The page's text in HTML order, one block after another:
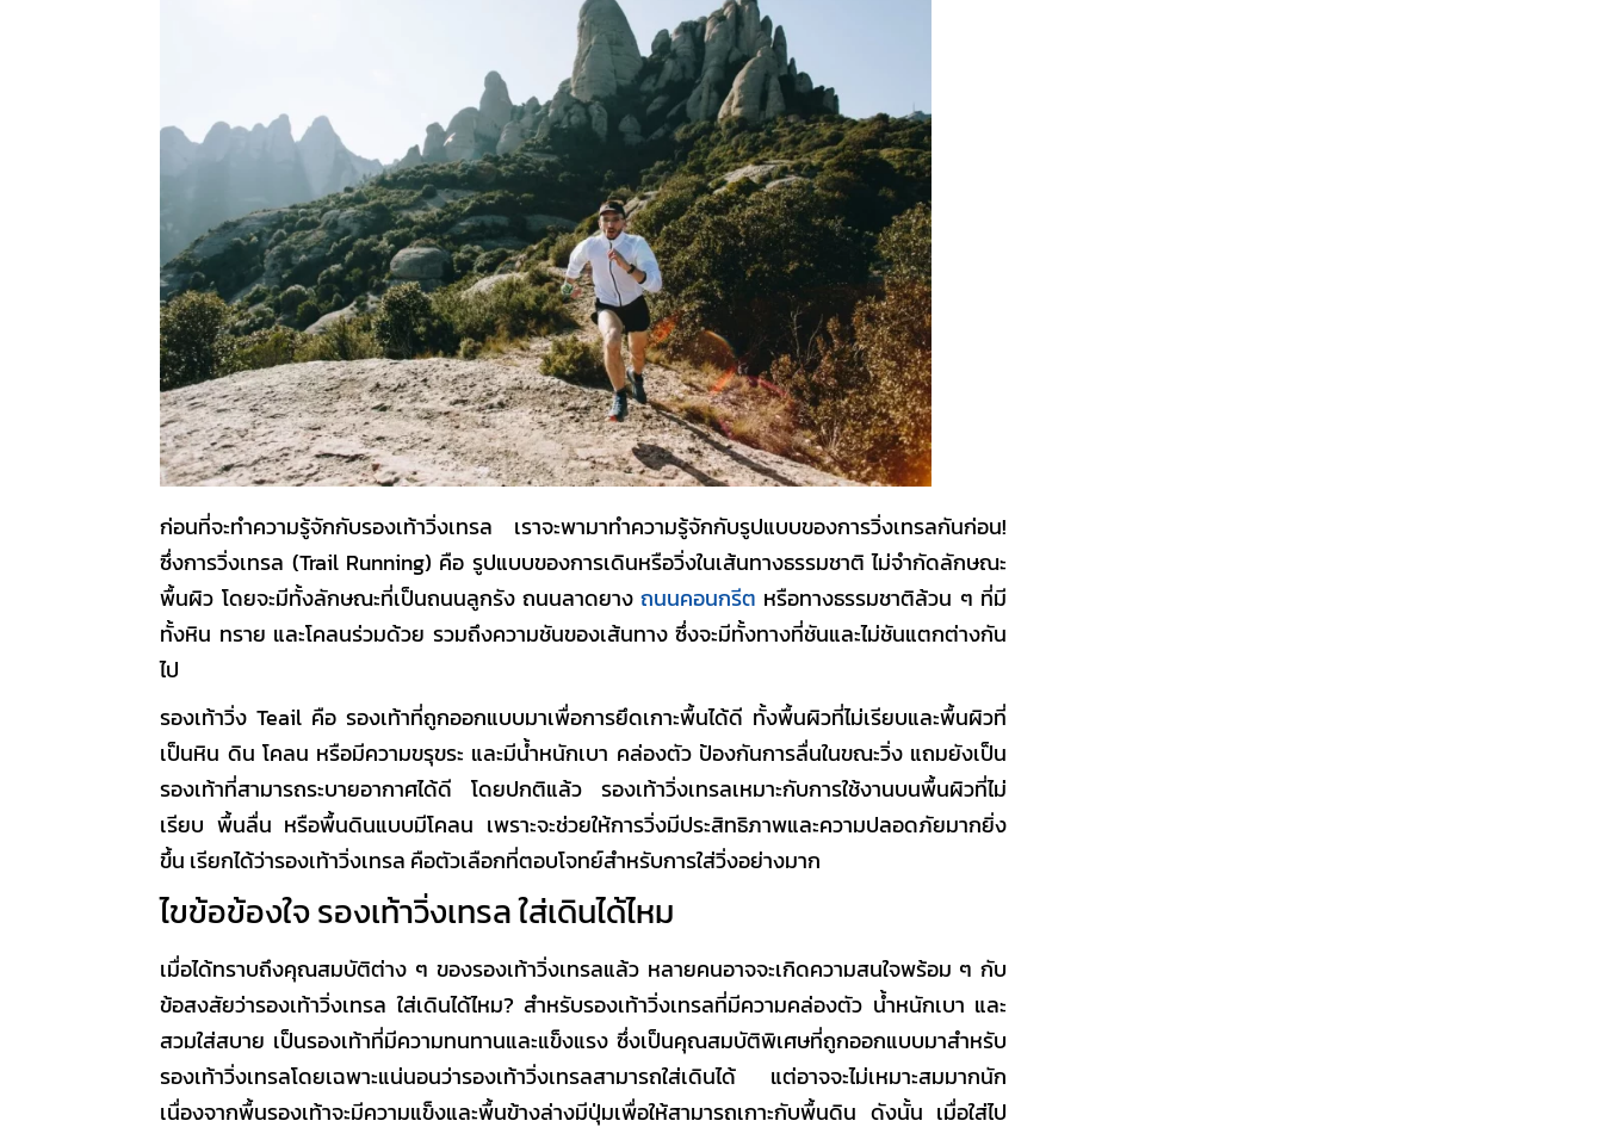
ก่อนที่จะทำความรู้จักกับรองเท้าวิ่งเทรล เราจะพามาทำความรู้จักกับรูปแบบของการวิ่งเทรลกันก่อน!
ซึ่งการวิ่งเทรล (Trail Running) คือ รูปแบบของการเดินหรือวิ่งในเส้นทางธรรมชาติ ไม่จำกัดลักษณะ
พื้นผิว โดยจะมีทั้งลักษณะที่เป็นถนนลูกรัง ถนนลาดยางถนนคอนกรีต หรือทางธรรมชาติล้วน ๆ ที่มี
ทั้งหิน ทราย และโคลนร่วมด้วย รวมถึงความชันของเส้นทาง ซึ่งจะมีทั้งทางที่ชันและไม่ชันแตกต่างกัน
ไป
รองเท้าวิ่ง Teail คือ รองเท้าที่ถูกออกแบบมาเพื่อการยึดเกาะพื้นได้ดี ทั้งพื้นผิวที่ไม่เรียบและพื้นผิวที่
เป็นหิน ดิน โคลน หรือมีความขรุขระ และมีน้ำหนักเบา คล่องตัว ป้องกันการลื่นในขณะวิ่ง แถมยังเป็น
รองเท้าที่สามารถระบายอากาศได้ดี โดยปกติแล้วรองเท้าวิ่งเทรลเหมาะกับการใช้งานบนพื้นผิวที่ไม่
เรียบ พื้นลื่น หรือพื้นดินแบบมีโคลน เพราะจะช่วยให้การวิ่งมีประสิทธิภาพและความปลอดภัยมากยิ่ง
ขึ้น เรียกได้ว่ารองเท้าวิ่งเทรล คือตัวเลือกที่ตอบโจทย์สำหรับการใส่วิ่งอย่างมาก
ไขข้อข้องใจรองเท้าวิ่งเทรล ใส่เดินได้ไหม
เมื่อได้ทราบถึงคุณสมบัติต่าง ๆ ของรองเท้าวิ่งเทรลแล้ว หลายคนอาจจะเกิดความสนใจพร้อม ๆ กับ
ข้อสงสัยว่ารองเท้าวิ่งเทรล ใส่เดินได้ไหม? สำหรับรองเท้าวิ่งเทรลที่มีความคล่องตัว น้ำหนักเบา และ
สวมใส่สบาย เป็นรองเท้าที่มีความทนทานและแข็งแรง ซึ่งเป็นคุณสมบัติพิเศษที่ถูกออกแบบมาสำหรับ
รองเท้าวิ่งเทรลโดยเฉพาะแน่นอนว่ารองเท้าวิ่งเทรลสามารถใส่เดินได้ แต่อาจจะไม่เหมาะสมมากนัก
เนื่องจากพื้นรองเท้าจะมีความแข็งและพื้นข้างล่างมีปุ่มเพื่อให้สามารถเกาะกับพื้นดิน ดังนั้น เมื่อใส่ไป